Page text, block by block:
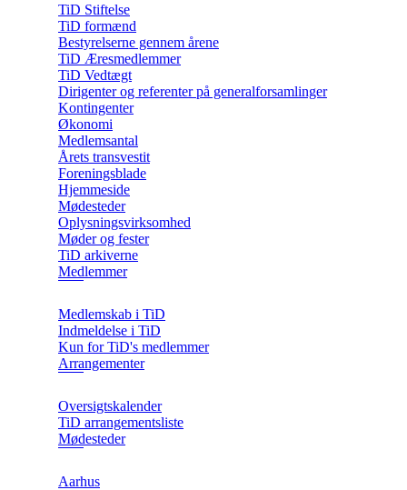
TiD Stiftelse
TiD formænd
Bestyrelserne gennem årene
TiD Æresmedlemmer
TiD Vedtægt
Dirigenter og referenter på generalforsamlinger
Kontingenter
Økonomi
Medlemsantal
Årets transvestit
Foreningsblade
Hjemmeside
Mødesteder
Oplysningsvirksomhed
Møder og fester
TiD arkiverne
Medlemmer
Medlemskab i TiD
Indmeldelse i TiD
Kun for TiD's medlemmer
Arrangementer
Oversigtskalender
TiD arrangementsliste
Mødesteder
Aarhus